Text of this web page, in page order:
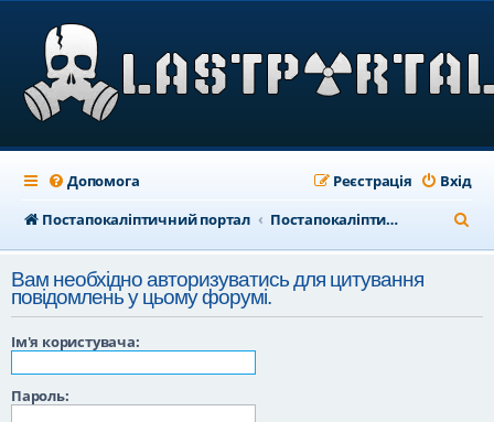
Допомога Вхід
Реєстрація
Постапокаліптичний портал
Постапокаліптичний форум
о
у
Вам необхідно авторизуватись для цитування
повідомлень у цьому форумі.
Ім'я користувача:
Пароль: